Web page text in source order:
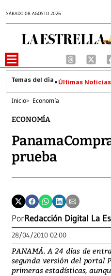
SÁBADO 08 AGOSTO 2026
Últimas Noticias
Inicio> Economía
ECONOMÍA
prueba
PorRedacción Digital La
28/04/2010 02:00
PANAMÁ. A 24 días de
segunda versión del portal
primeras estadísticas,